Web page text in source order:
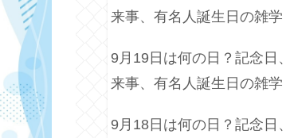
来事、有名人誕生日の雑学
9月19日は何の日？記念日
来事、有名人誕生日の雑学
9月18日は何の日？記念日